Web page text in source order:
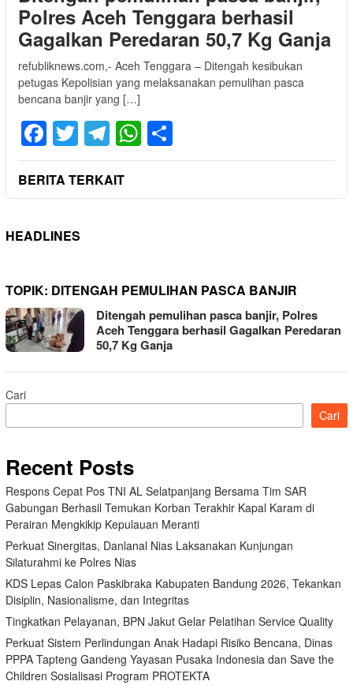
Polres Aceh Tenggara berhasil
Gagalkan Peredaran 50,7 Kg Ganja
refubliknews.com,- Aceh Tenggara – Ditengah kesibukan
petugas Kepolisian yang melaksanakan pemulihan pasca
bencana banjir yang […]
Facebook
Twitter
Telegram
WhatsApp
BERITA TERKAIT
HEADLINES
TOPIK: DITENGAH PEMULIHAN PASCA BANJIR
Ditengah pemulihan pasca banjir, Polres
Aceh Tenggara berhasil Gagalkan Peredaran
50,7 Kg Ganja
Cari
Cari
Recent Posts
Respons Cepat Pos TNI AL Selatpanjang Bersama Tim SAR
Gabungan Berhasil Temukan Korban Terakhir Kapal Karam di
Perairan Mengkikip Kepulauan Meranti
Perkuat Sinergitas, Danlanal Nias Laksanakan Kunjungan
Silaturahmi ke Polres Nias
KDS Lepas Calon Paskibraka Kabupaten Bandung 2026, Tekankan
Disiplin, Nasionalisme, dan Integritas
Tingkatkan Pelayanan, BPN Jakut Gelar Pelatihan Service Quality
Perkuat Sistem Perlindungan Anak Hadapi Risiko Bencana, Dinas
PPPA Tapteng Gandeng Yayasan Pusaka Indonesia dan Save the
Children Sosialisasi Program PROTEKTA